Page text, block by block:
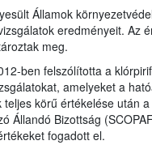
Államok
eredményeit. Az
meg.
ben felszólította a
amelyeket a
körű értékelése után
Állandó Bizottság
fogadott el.